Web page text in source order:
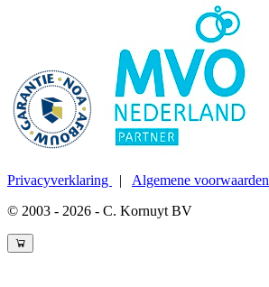
Privacyverklaring | Algemene voorwaarden
© 2003 - 2026 - C. Kornuyt BV